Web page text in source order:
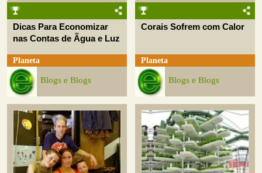
Dicas Para Economizar
nas Contas de Ãgua e Luz
Planeta
Blogs e Blogs
Corais Sofrem com Calor
Planeta
Blogs e Blogs